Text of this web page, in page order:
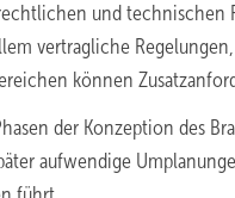
und technischen
vertragliche
können
der Konzeption des
aufwendige